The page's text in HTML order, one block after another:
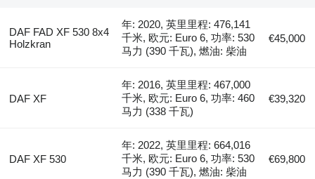
DAF FAD XF 530 8x4
Holzkran
年: 2020, 英里里程: 476,141
千米, 欧元: Euro 6, 功率: 530
马力 (390 千瓦), 燃油: 柴油
€45,000
DAF XF
年: 2016, 英里里程: 467,000
千米, 欧元: Euro 6, 功率: 460
马力 (338 千瓦)
€39,320
DAF XF 530
年: 2022, 英里里程: 664,016
千米, 欧元: Euro 6, 功率: 530
马力 (390 千瓦), 燃油: 柴油
€69,800